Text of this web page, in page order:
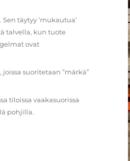
täytyy ‘mukautua’
talvella, kun tuote
ovat
suoritetaan ”märkä”
tiloissa vaakasuorissa
pohjilla.